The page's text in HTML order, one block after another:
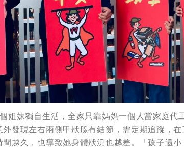
姐妹獨自生活，全家只靠媽媽一個人當家庭代
發現左右兩側甲狀腺有結節，需定期追蹤，
越久，也導致她身體狀況也越差。「孩子還